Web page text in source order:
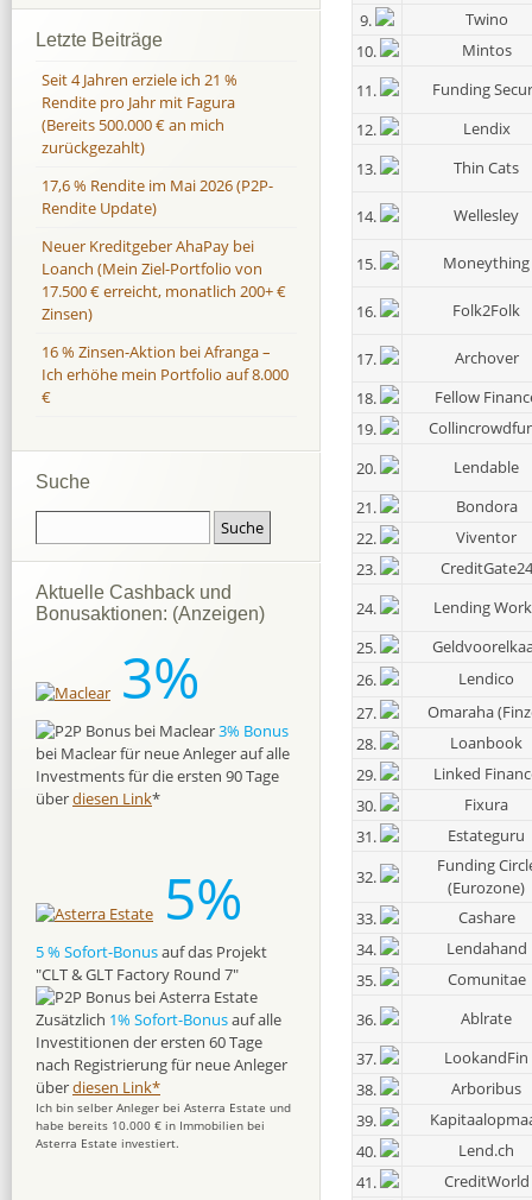
9.
Twino
10.
Mintos
11.
Funding
12.
Lendix
13.
Thin Cats
14. Wellesley
15. Moneything
16. Folk2Folk
17.
Archover
18.
Fellow
19.
20.
Lendable
21.
Bondora
22.
Viventor
23.
CreditGate24
24.
Lending
25.
26.
Lendico
27.
Omaraha
28.
Loanbook
29.
Linked
30.
Fixura
31.
Estateguru
32.
Funding
(Eurozone)
33.
Cashare
34.
Lendahand
35.
Comunitae
36.
Ablrate
37.
LookandFin
38.
Arboribus
39.
40.
Lend.ch
41.
CreditWorld
Letzte Beiträge
Seit 4 Jahren erziele ich 21 %
Rendite pro Jahr mit Fagura
(Bereits 500.000 € an mich
zurückgezahlt)
17,6 % Rendite im Mai 2026 (P2P-
Rendite Update)
Neuer Kreditgeber AhaPay bei
Loanch (Mein Ziel-Portfolio von
17.500 € erreicht, monatlich 200+ €
Zinsen)
16 % Zinsen-Aktion bei Afranga –
Ich erhöhe mein Portfolio auf 8.000
€
Suche
Aktuelle Cashback und
Bonusaktionen: (Anzeigen)
3%
3% Bonus
bei Maclear für neue Anleger auf alle
Investments für die ersten 90 Tage
überdiesen Link*
5%
5 % Sofort-Bonusauf das Projekt
"CLT & GLT Factory Round 7"
Zusätzlich 1% Sofort-Bonusauf alle
Investitionen der ersten 60 Tage
nach Registrierung für neue Anleger
überdiesen Link*
Ich bin selber Anleger bei Asterra Estate und
habe bereits 10.000 € in Immobilien bei
Asterra Estate investiert.